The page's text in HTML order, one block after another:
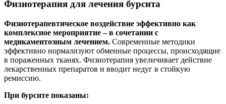
Физиотерапия для лечения бурсита
Физиотерапевтическое воздействие эффективно как
комплексное мероприятие – в сочетании с
медикаментозным лечением. Современные методики
эффективно нормализуют обменные процессы, происходящие
в пораженных тканях. Физиотерапия увеличивает действие
лекарственных препаратов и вводит недуг в стойкую
ремиссию.
При бурсите показаны: